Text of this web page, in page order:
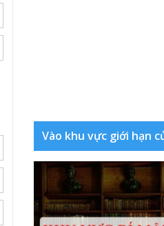
Vào khu vực giới hạn